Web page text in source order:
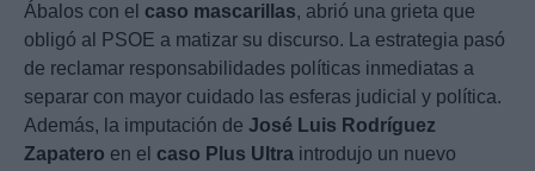
Ábalos con el caso mascarillas, abrió una grieta que
obligó al PSOE a matizar su discurso. La estrategia pasó
de reclamar responsabilidades políticas inmediatas a
separar con mayor cuidado las esferas judicial y política.
Además, la imputación de José Luis Rodríguez
Zapatero en el caso Plus Ultra introdujo un nuevo